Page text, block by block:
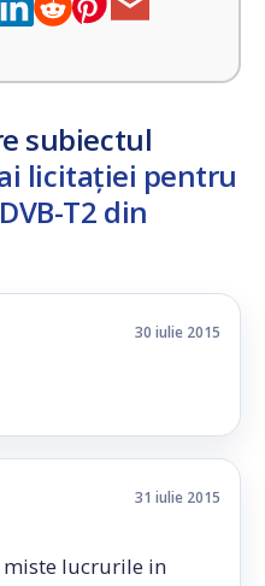
subiectul
licitației pentru
T2 din
30 iulie 2015
31 iulie 2015
miste lucrurile in